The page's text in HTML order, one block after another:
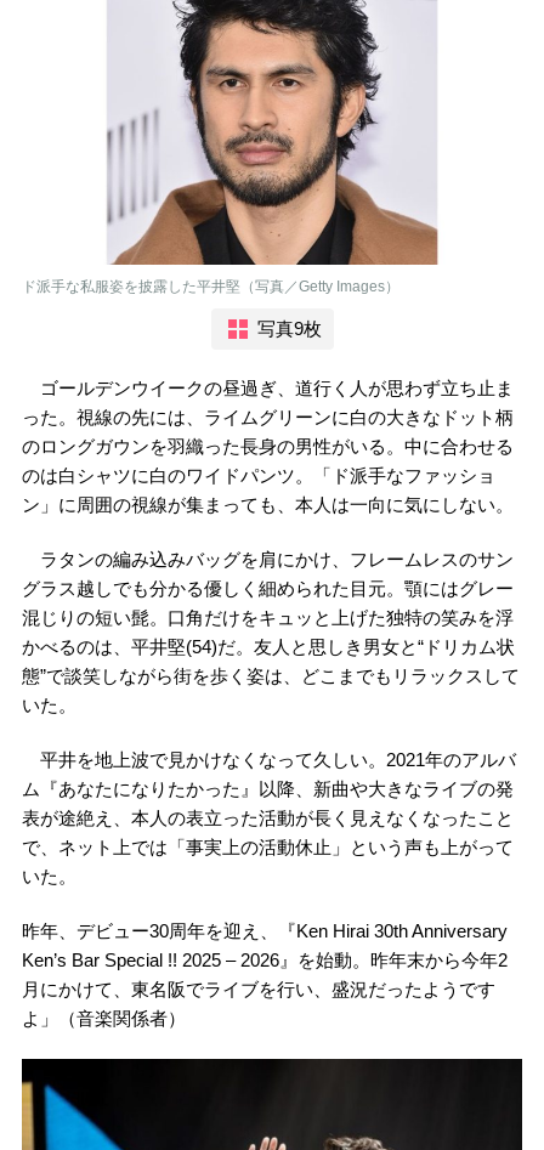
ド派手な私服姿を披露した平井堅（写真／Getty Images）
写真9枚
ゴールデンウイークの昼過ぎ、道行く人が思わず立ち止ま
った。視線の先には、ライムグリーンに白の大きなドット柄
のロングガウンを羽織った長身の男性がいる。中に合わせる
のは白シャツに白のワイドパンツ。「ド派手なファッショ
ン」に周囲の視線が集まっても、本人は一向に気にしない。
ラタンの編み込みバッグを肩にかけ、フレームレスのサン
グラス越しでも分かる優しく細められた目元。顎にはグレー
混じりの短い髭。口角だけをキュッと上げた独特の笑みを浮
かべるのは、平井堅(54)だ。友人と思しき男女と“ドリカム状
態”で談笑しながら街を歩く姿は、どこまでもリラックスして
いた。
平井を地上波で見かけなくなって久しい。2021年のアルバ
ム『あなたになりたかった』以降、新曲や大きなライブの発
表が途絶え、本人の表立った活動が長く見えなくなったこと
で、ネット上では「事実上の活動休止」という声も上がって
いた。
昨年、デビュー30周年を迎え、『Ken Hirai 30th Anniversary
Ken’s Bar Special !! 2025 – 2026』を始動。昨年末から今年2
月にかけて、東名阪でライブを行い、盛況だったようです
よ」（音楽関係者）